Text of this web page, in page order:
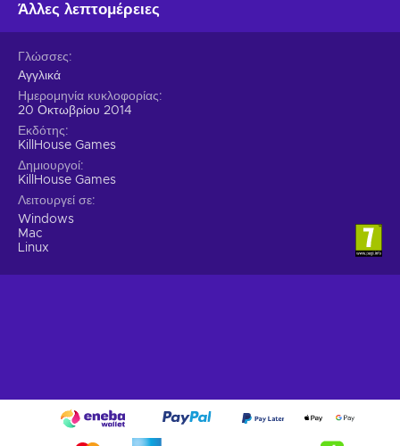
Άλλες λεπτομέρειες
Γλώσσες
Αγγλικά
Ημερομηνία κυκλοφορίας
20 Οκτωβρίου 2014
Εκδότης
KillHouse Games
Δημιουργοί
KillHouse Games
Λειτουργεί σε
Windows
Mac
Linux